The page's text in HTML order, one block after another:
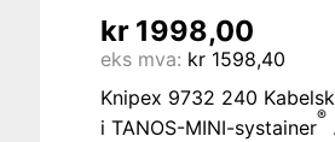
kr 1998,00
eks mva: kr 1598,40
Knipex 9732 240
i TANOS-MINI-systainer
®
.